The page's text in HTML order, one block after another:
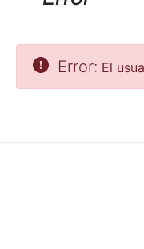
Mostrar/Ocultar
Mostrar/Ocultar
Error: El